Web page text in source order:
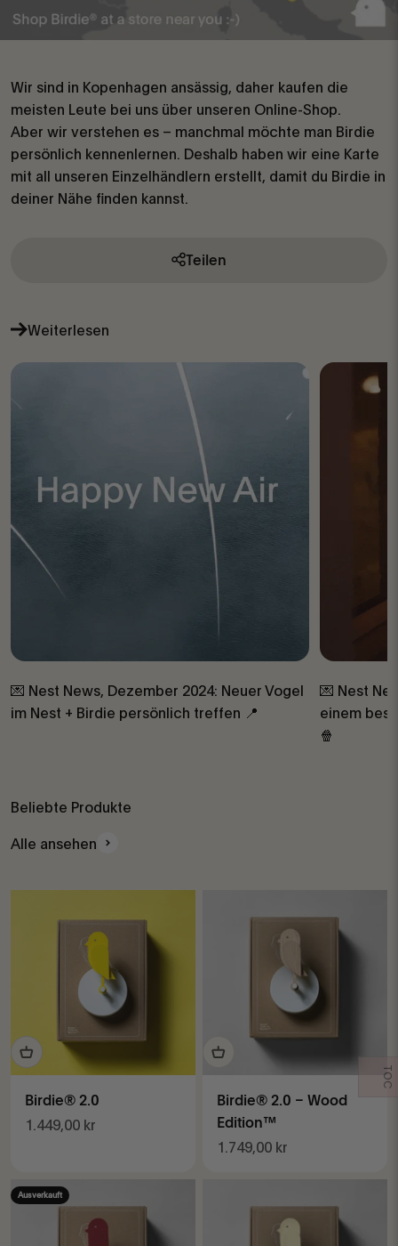
Wir sind in Kopenhagen ansässig, daher kaufen die
meisten Leute bei uns über unseren Online-Shop.
Aber wir verstehen es – manchmal möchte man Birdie
persönlich kennenlernen. Deshalb haben wir eine Karte
mit all unseren Einzelhändlern erstellt, damit du Birdie in
deiner Nähe finden kannst.
Teilen
Weiterlesen
💌 Nest News, Dezember 2024: Neuer Vogel
im Nest + Birdie persönlich treffen 📍
💌 Nest
einem
🍿
Beliebte Produkte
Alle ansehen
Birdie® 2.0
Angebot
1.449,00 kr
Birdie® 2.0 – Wood
Edition™
Angebot
1.749,00 kr
Ausverkauft
TOC